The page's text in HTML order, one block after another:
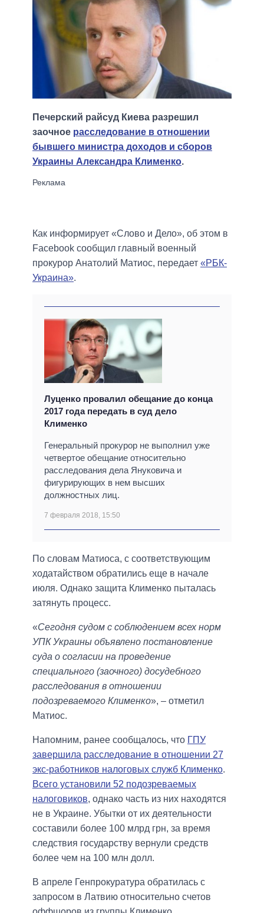
Печерский райсуд Киева разрешил
заочное расследование в отношении
бывшего министра доходов и сборов
Украины Александра Клименко.
Как информирует «Слово и Дело», об этом в
Facebook сообщил главный военный
прокурор Анатолий Матиос, передает «РБК-
Украина».
Луценко провалил обещание до конца
2017 года передать в суд дело
Клименко
Генеральный прокурор не выполнил уже
четвертое обещание относительно
расследования дела Януковича и
фигурирующих в нем высших
должностных лиц.
7 февраля 2018, 15:50
По словам Матиоса, с соответствующим
ходатайством обратились еще в начале
июля. Однако защита Клименко пыталась
затянуть процесс.
«Сегодня судом с соблюдением всех норм
УПК Украины объявлено постановление
суда о согласии на проведение
специального (заочного) досудебного
расследования в отношении
подозреваемого Клименко», – отметил
Матиос.
Напомним, ранее сообщалось, что ГПУ
завершила расследование в отношении 27
экс-работников налоговых служб Клименко.
Всего установили 52 подозреваемых
налоговиков, однако часть из них находятся
не в Украине. Убытки от их деятельности
составили более 100 млрд грн, за время
следствия государству вернули средств
более чем на 100 млн долл.
В апреле Генпрокуратура обратилась с
запросом в Латвию относительно счетов